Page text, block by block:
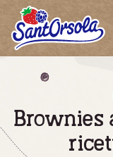
Brownies